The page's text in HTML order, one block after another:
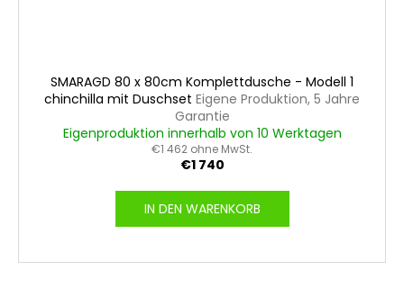
SMARAGD 80 x 80cm Komplettdusche - Modell 1
chinchilla mit Duschset Eigene Produktion, 5 Jahre
Garantie
Eigenproduktion innerhalb von 10 Werktagen
€1 462 ohne MwSt.
€1 740
IN DEN WARENKORB